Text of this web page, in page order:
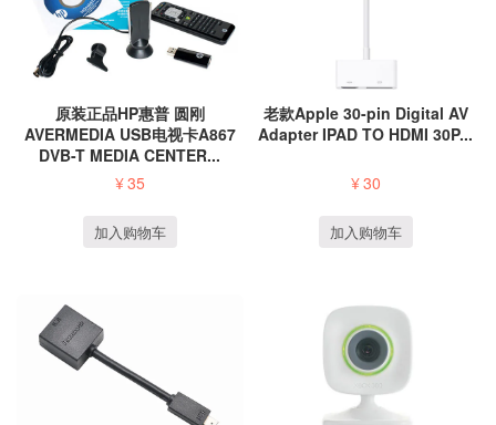
原装正品HP惠普 圆刚
AVERMEDIA USB电视卡A867
DVB-T MEDIA CENTER...
¥35
加入购物车
老款Apple 30-pin Digital AV
Adapter IPAD TO HDMI 30P...
¥30
加入购物车